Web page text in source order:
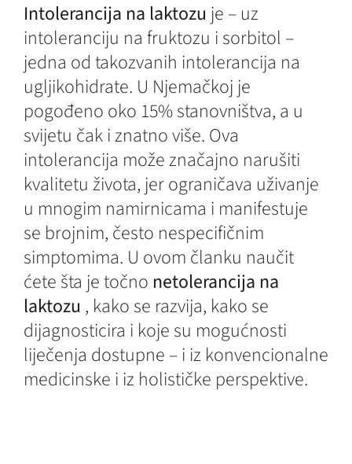
Intolerancija na laktozu je – uz
intoleranciju na fruktozu i sorbitol –
jedna od takozvanih intolerancija na
ugljikohidrate. U Njemačkoj je
pogođeno oko 15% stanovništva, a u
svijetu čak i znatno više. Ova
intolerancija može značajno narušiti
kvalitetu života, jer ograničava uživanje
u mnogim namirnicama i manifestuje
se brojnim, često nespecifičnim
simptomima. U ovom članku naučit
ćete šta je točno netolerancija na
laktozu , kako se razvija, kako se
dijagnosticira i koje su mogućnosti
liječenja dostupne – i iz konvencionalne
medicinske i iz holističke perspektive.